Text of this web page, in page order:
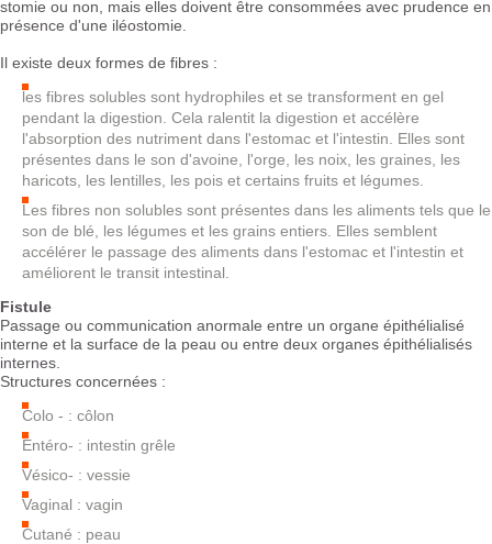
stomie ou non, mais elles doivent être consommées avec prudence en
présence d'une iléostomie.
Il existe deux formes de fibres :
les fibres solubles sont hydrophiles et se transforment en gel
pendant la digestion. Cela ralentit la digestion et accélère
l'absorption des nutriment dans l'estomac et l'intestin. Elles sont
présentes dans le son d'avoine, l'orge, les noix, les graines, les
haricots, les lentilles, les pois et certains fruits et légumes.
Les fibres non solubles sont présentes dans les aliments tels que le
son de blé, les légumes et les grains entiers. Elles semblent
accélérer le passage des aliments dans l'estomac et l'intestin et
améliorent le transit intestinal.
Fistule
Passage ou communication anormale entre un organe épithélialisé
interne et la surface de la peau ou entre deux organes épithélialisés
internes.
Structures concernées :
Colo - : côlon
Entéro- : intestin grêle
Vésico- : vessie
Vaginal : vagin
Cutané : peau